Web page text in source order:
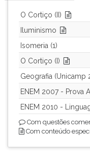
O Cortiço (II)
Iluminismo
Isomeria (1)
O Cortiço (I)
Geografia (Unicamp
ENEM 2007 - Prova
ENEM 2010 -
Com questões
Com conteúdo